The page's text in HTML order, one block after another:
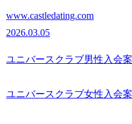
www.castledating.com
2026.03.05
ユニバースクラブ男性入会
ユニバースクラブ女性入会